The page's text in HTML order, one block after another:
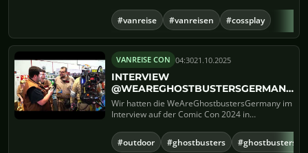
#vanreise #vanreisen #cossplay
VANREISE CON 04:3021.10.2025
INTERVIEW
@WEAREGHOSTBUSTERSGERMANY
VON DER COMIC CON 2024
Wir hatten die WeAreGhostbustersGermany im
Interview auf der Comic Con 2024 in
#outdoor #ghostbusters #ghostbusters